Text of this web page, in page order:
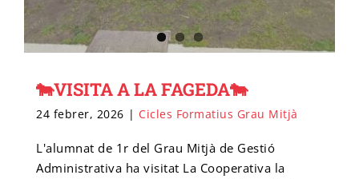
🐄VISITA A LA FAGEDA🐄
24 febrer, 2026 | Cicles Formatius Grau Mitjà
L'alumnat de 1r del Grau Mitjà de Gestió
Administrativa ha visitat La Cooperativa la